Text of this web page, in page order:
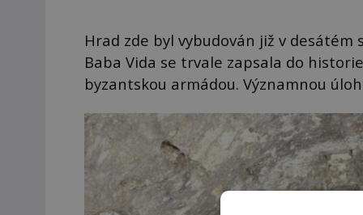
Hrad zde byl vybudován již v
Baba Vida se trvale zapsala do
byzantskou armádou. Významnou